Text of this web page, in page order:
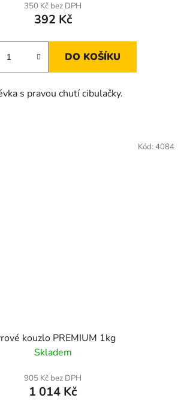
350 Kč bez DPH
392 Kč
DO KOŠÍKU
s pravou chutí cibulačky.
kouzlo PREMIUM 1kg
Skladem
905 Kč bez DPH
1 014 Kč
Kód: 4084